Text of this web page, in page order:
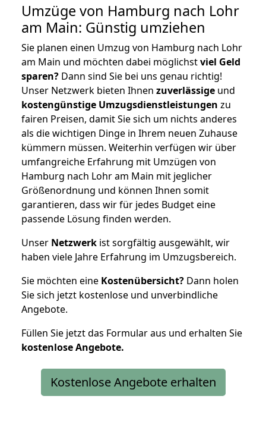
Umzüge von Hamburg nach Lohr
am Main: Günstig umziehen
Sie planen einen Umzug von Hamburg nach Lohr
am Main und möchten dabei möglichstviel Geld
sparen? Dann sind Sie bei uns genau richtig!
Unser Netzwerk bieten Ihnen zuverlässige und
kostengünstige Umzugsdienstleistungen zu
fairen Preisen, damit Sie sich um nichts anderes
als die wichtigen Dinge in Ihrem neuen Zuhause
kümmern müssen. Weiterhin verfügen wir über
umfangreiche Erfahrung mit Umzügen von
Hamburg nach Lohr am Main mit jeglicher
Größenordnung und können Ihnen somit
garantieren, dass wir für jedes Budget eine
passende Lösung finden werden.
Unser Netzwerk ist sorgfältig ausgewählt, wir
haben viele Jahre Erfahrung im Umzugsbereich.
Sie möchten eine Kostenübersicht? Dann holen
Sie sich jetzt kostenlose und unverbindliche
Angebote.
Füllen Sie jetzt das Formular aus und erhalten Sie
kostenloseAngebote.
Kostenlose Angebote erhalten